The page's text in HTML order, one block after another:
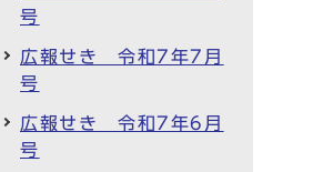
号
広報せき 令和7年7月
号
広報せき 令和7年6月
号